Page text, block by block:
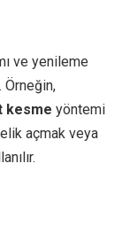
ve yenileme
Örneğin,
kesme yöntemi
açmak veya